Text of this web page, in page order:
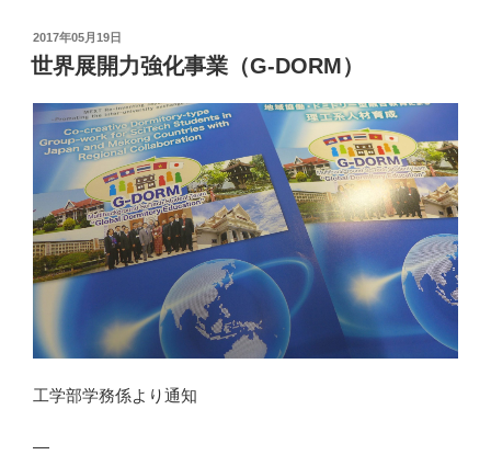
ail
y
Li
n
k
投
稿
日:
2017年05月19日
世界展開力強化事業（G-DORM）
工学部学務係より通知
—